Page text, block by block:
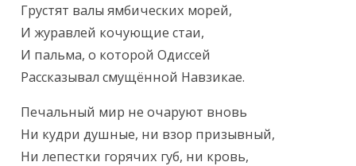
Грустят валы ямбических морей,
И журавлей кочующие стаи,
И пальма, о которой Одиссей
Рассказывал смущённой Навзикае.
Печальный мир не очаруют вновь
Ни кудри душные, ни взор призывный,
Ни лепестки горячих губ, ни кровь,